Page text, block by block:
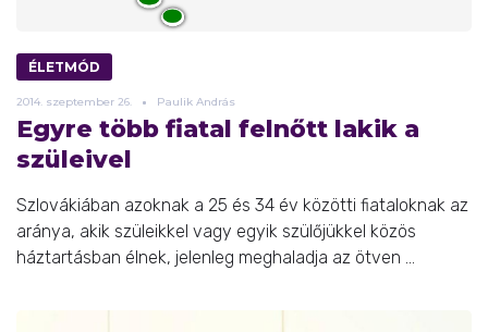
ÉLETMÓD
2014. szeptember 26. Paulik András
Egyre több fiatal felnőtt lakik a
szüleivel
Szlovákiában azoknak a 25 és 34 év közötti fiataloknak az
aránya, akik szüleikkel vagy egyik szülőjükkel közös
háztartásban élnek, jelenleg meghaladja az ötven ...